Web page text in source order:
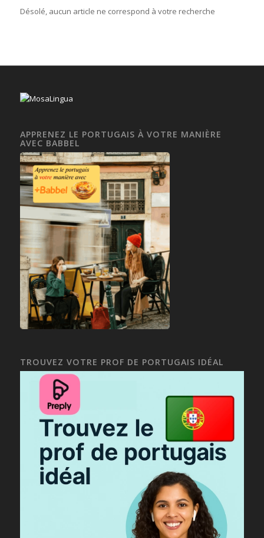
Désolé, aucun article ne correspond à votre recherche
APPRENEZ LE PORTUGAIS À VOTRE MANIÈRE
AVEC BABBEL
TROUVEZ VOTRE PROF DE PORTUGAIS IDÉAL